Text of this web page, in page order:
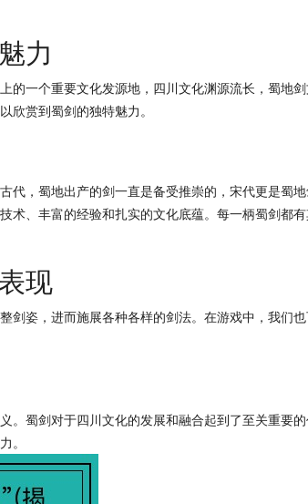
力
的一个重要文化发源地，四川文化渊源流长，蜀地
欣赏到蜀剑的独特魅力。
代，蜀地出产的剑一直是备受推崇的，宋代更是蜀
、丰富的经验和扎实的文化底蕴。每一柄蜀剑都
现
剑姿，进而施展各种各样的剑法。在游戏中，我们
。蜀剑对于四川文化的发展和融合起到了至关重要
。